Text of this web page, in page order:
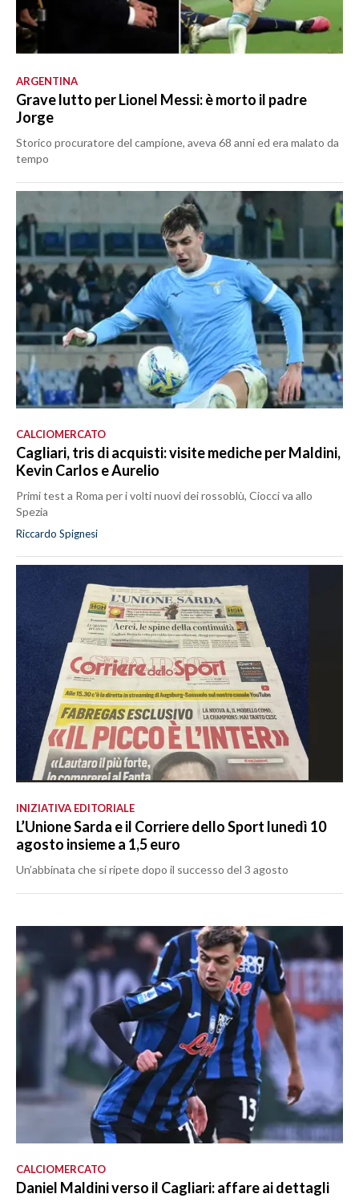
ARGENTINA
Grave lutto per Lionel Messi: è morto il padre
Jorge
Storico procuratore del campione, aveva 68 anni ed era malato da
tempo
CALCIOMERCATO
Cagliari, tris di acquisti: visite mediche per Maldini,
Kevin Carlos e Aurelio
Primi test a Roma per i volti nuovi dei rossoblù, Ciocci va allo
Spezia
Riccardo Spignesi
INIZIATIVA EDITORIALE
L’Unione Sarda e il Corriere dello Sport lunedì 10
agosto insieme a 1,5 euro
Un’abbinata che si ripete dopo il successo del 3 agosto
CALCIOMERCATO
Daniel Maldini verso il Cagliari: affare ai dettagli